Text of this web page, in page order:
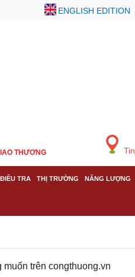
ENGLISH EDITION
THƯƠNG
TRA THỊ TRƯỜNG NĂNG LƯỢNG
muốn trên congthuong.vn